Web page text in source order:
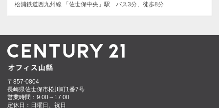
松浦鉄道西九州線 「佐世保中央」駅 バス3分、徒歩8分
〒857-0804
長崎県佐世保市松川町1番7号
営業時間：9:00～17:00
定休日：日曜日、祝日